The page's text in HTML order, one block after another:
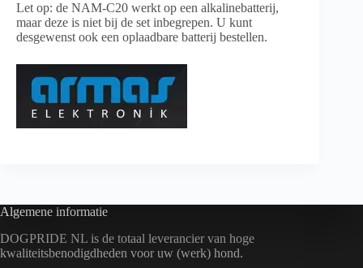
Let op: de NAM-C20 werkt op een alkalinebatterij,
maar deze is niet bij de set inbegrepen. U kunt
desgewenst ook een oplaadbare batterij bestellen.
Algemene informatie
DOGPRIDE NL is de totaal leverancier van hoge
kwaliteitsbenodigdheden voor uw (werk) hond.